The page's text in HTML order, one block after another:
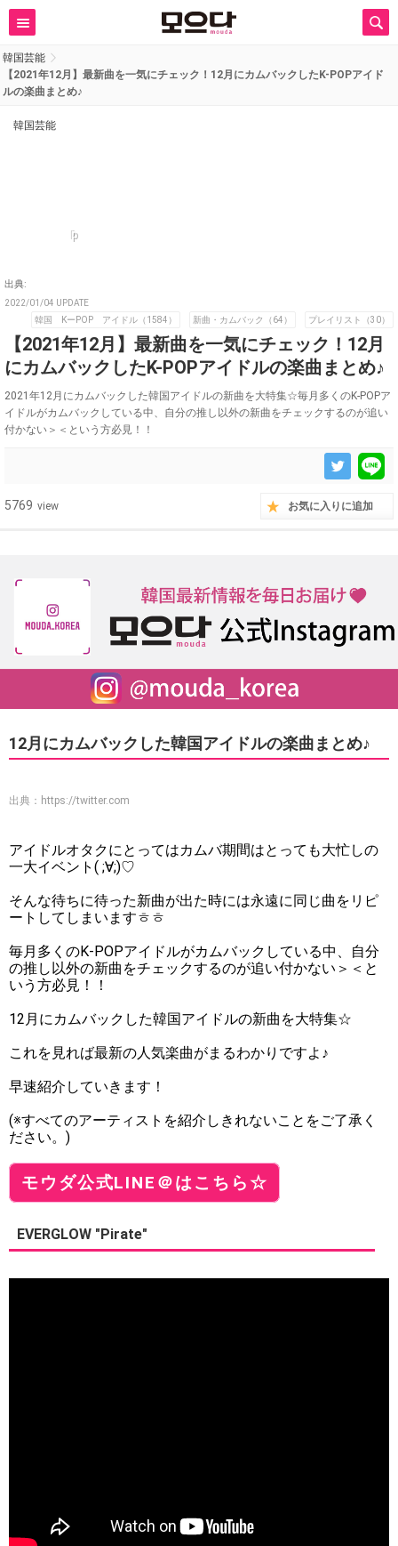
韓国芸能
【2021年12月】最新曲を一気にチェック！12月にカムバックしたK-POPアイド
ルの楽曲まとめ♪
韓国芸能
p
出典:
2022/01/04 UPDATE
韓国 KーPOP アイドル（1584）
新曲・カムバック（64） プレイリスト（30）
【2021年12月】最新曲を一気にチェック！12月
にカムバックしたK-POPアイドルの楽曲まとめ♪
2021年12月にカムバックした韓国アイドルの新曲を大特集☆毎月多くのK-POPア
イドルがカムバックしている中、自分の推し以外の新曲をチェックするのが追い
付かない＞＜という方必見！！
5769 view お気に入りに追加
12月にカムバックした韓国アイドルの楽曲まとめ♪
出典： https://twitter.com
アイドルオタクにとってはカムバ期間はとっても大忙しの
一大イベント( ;∀;)♡
そんな待ちに待った新曲が出た時には永遠に同じ曲をリピ
ートしてしまいますㅎㅎ
毎月多くのK-POPアイドルがカムバックしている中、自分
の推し以外の新曲をチェックするのが追い付かない＞＜と
いう方必見！！
12月にカムバックした韓国アイドルの新曲を大特集☆
これを見れば最新の人気楽曲がまるわかりですよ♪
早速紹介していきます！
(※すべてのアーティストを紹介しきれないことをご了承く
ださい。)
モウダ公式LINE＠はこちら☆
EVERGLOW "Pirate"